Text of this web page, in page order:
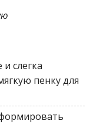
слегка
пенку для